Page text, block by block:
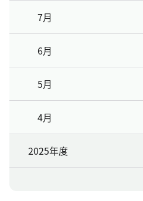
7月
6月
5月
4月
2025年度